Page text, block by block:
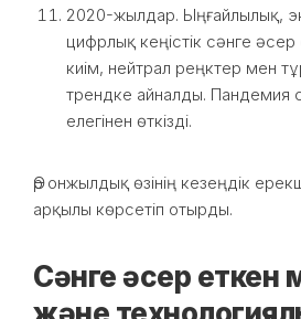
2020-жылдар. Ыңғайлылық,
цифрлық кеңістік сәнге
киім, нейтрал реңктер мен
трендке айналды. Пандемия
елегінен өткізді.
Әр онжылдық өзінің кезеңдік
арқылы көрсетіп отырды.
Сәнге әсер еткен